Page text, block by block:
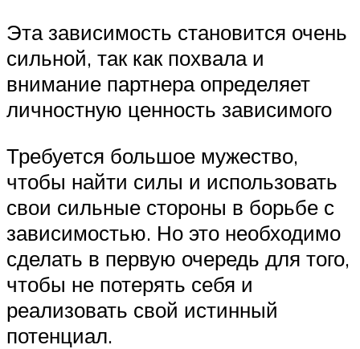
Эта зависимость становится очень
сильной, так как похвала и
внимание партнера определяет
личностную ценность зависимого
Требуется большое мужество,
чтобы найти силы и использовать
свои сильные стороны в борьбе с
зависимостью. Но это необходимо
сделать в первую очередь для того,
чтобы не потерять себя и
реализовать свой истинный
потенциал.